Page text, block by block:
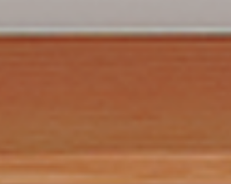
たちのこと